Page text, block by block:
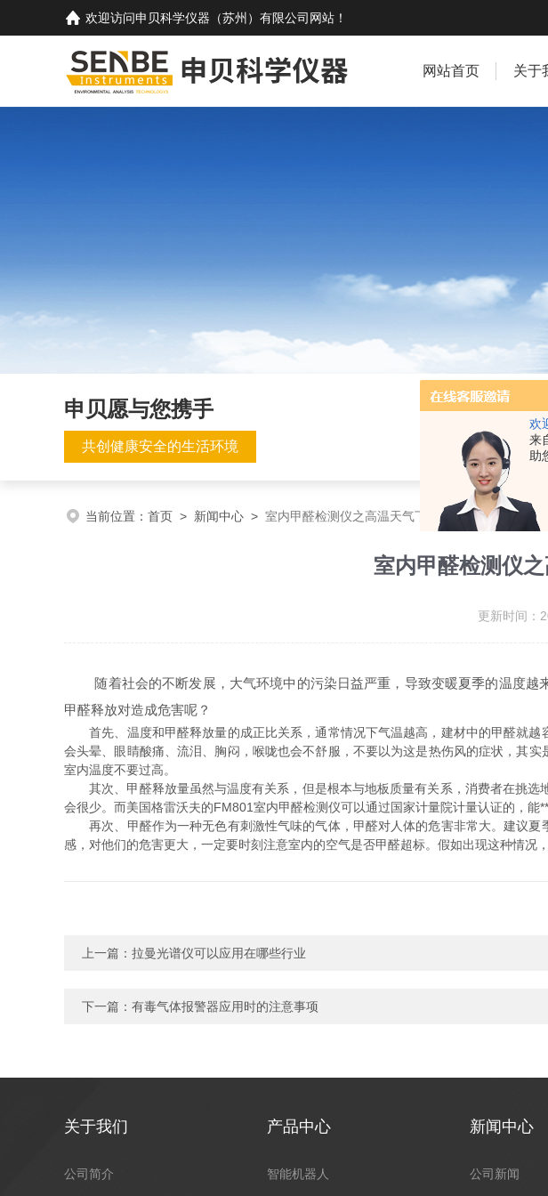
欢
来
助
欢迎访问申贝科学仪器（苏州）有限公司 网站！
网站首页 关于
申贝愿与您携手
共创健康安全的生活环境
当前位置： 首页 > 新闻中心 > 室内甲醛检测仪之高温天气下地板对室内的危害
室内甲醛检测仪
更新时间
随着社会的不断发展，大气环境中的污染日益严重，导致变暖夏季的温度越
甲醛释放对造成危害呢？
首先、温度和甲醛释放量的成正比关系，通常情况下气温越高，建材中的甲醛就越
会头晕、眼睛酸痛、流泪、胸闷，喉咙也会不舒服，不要以为这是热伤风的症状，其
室内温度不要过高。
其次、甲醛释放量虽然与温度有关系，但是根本与地板质量有关系，消费者在挑选
会很少。而美国格雷沃夫的FM801室内甲醛检测仪可以通过国家计量院计量认证的，能
再次、甲醛作为一种无色有刺激性气味的气体，甲醛对人体的危害非常大。建议夏
感，对他们的危害更大，一定要时刻注意室内的空气是否甲醛超标。假如出现这种情况
上一篇： 拉曼光谱仪可以应用在哪些行业
下一篇： 有毒气体报警器应用时的注意事项
关于我们
公司简介
产品中心
智能机器人
新闻中心
公司新闻